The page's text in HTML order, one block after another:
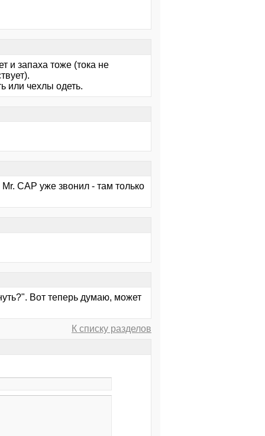
и запаха тоже (тока не
или чехлы одеть.
CAP уже звонил - там только
Вот теперь думаю, может
К списку разделов